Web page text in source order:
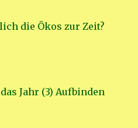
die Ökos zur Zeit?
Jahr (3) Aufbinden